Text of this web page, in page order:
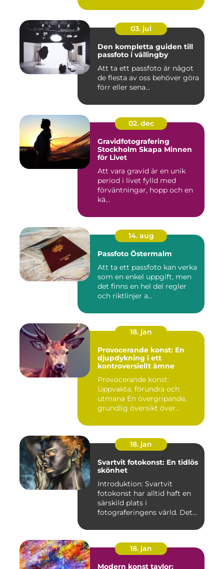
03. jul
Den kompletta guiden till
passfoto i vällingby
Att ta ett passfoto är något
de flesta av oss behöver göra
förr eller sena...
02. dec
Gravidfotografering
Stockholm Skapa Minnen
för Livet
Att vara gravid är en unik
period i livet fylld med
förväntningar, hopp och en
kä...
14. aug
Passfoto Östermalm
Att ta ett passfoto kan verka
som en enkel uppgift, men
det finns en hel del regler
och riktlinjer a...
18. jan
Provocerande konst: En
djupdykning i ett
kontroversiellt ämne
Provocerande konst:
Uppvakta, förundra och
utmana En övergripande,
grundlig översikt över
18. jan
Svartvit fotokonst: En tidlös
skönhet
Introduktion: Svartvit
fotokonst har alltid haft en
särskild plats i
fotograferingens värld. Det
18. jan
Modern konst tavlor: